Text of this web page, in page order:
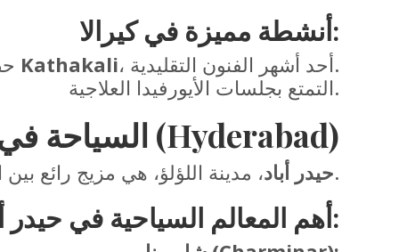
أنشطة مميزة في كيرالا:
Kathakali
، أحد أشهر الفنون التقليدية.
التمتع بجلسات الأيورفيدا العلاجية.
3. السياحة في حيدر أباد (Hyderabad)
حيدر أباد، مدينة اللؤلؤ، هي مزيج رائع بين التاريخ الإسلامي والتكنولوجيا الحديثة.
أهم المعالم السياحية في حيدر: